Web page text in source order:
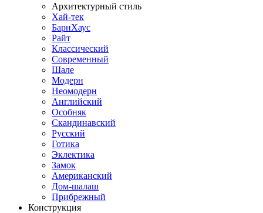
Архитектурный стиль
Хай-тек
БарнХаус
Райт
Классический
Современный
Шале
Модерн
Неомодерн
Английский
Особняк
Скандинавский
Русский
Готика
Эклектика
Замок
Американский
Дом-шалаш
Прибрежный
Конструкция